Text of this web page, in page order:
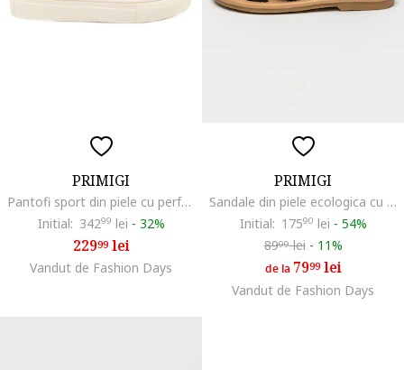
PRIMIGI
Pantofi sport din piele cu perforatii, Alb/Roz pastel/Roz pal
Initial: 34299 lei - 32%
22999lei
Vandut de Fashion Days
PRIMIGI
Sandale din piele ecologica cu perforatii, Negru
Initial: 17590 lei - 54%
8999lei - 11%
de la 7999lei
Vandut de Fashion Days